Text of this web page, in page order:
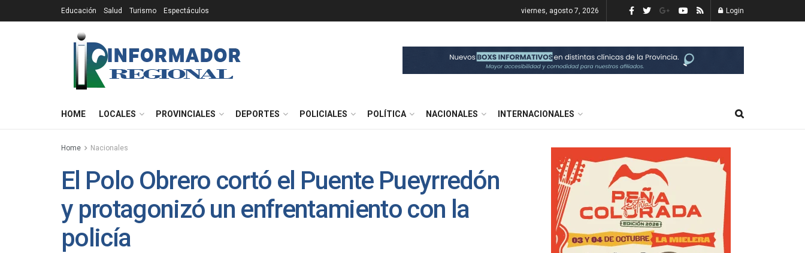
Educación Salud Turismo Espectáculos viernes, agosto 7, 2026 Login
HOME LOCALES PROVINCIALES DEPORTES POLICIALES POLÍTICA NACIONALES INTERNACIONALES
Home Nacionales
El Polo Obrero cortó el Puente Pueyrredón
y protagonizó un enfrentamiento con la
policía